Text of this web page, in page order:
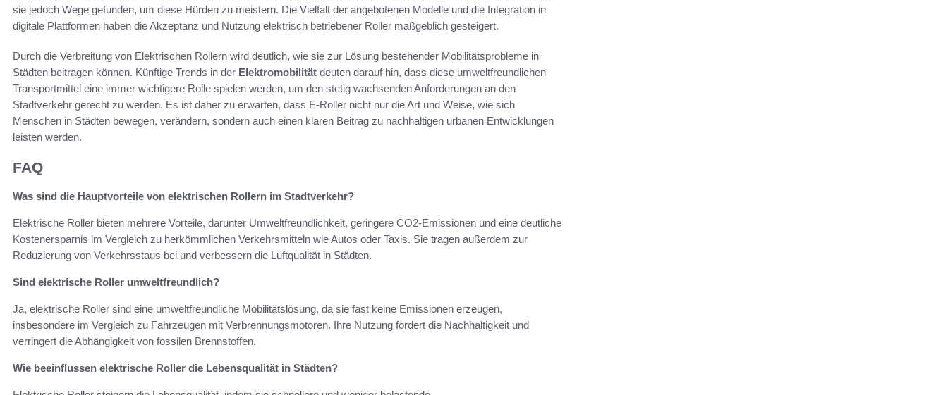
sie jedoch Wege gefunden, um diese Hürden zu meistern. Die Vielfalt der angebotenen Modelle und die Integration in
digitale Plattformen haben die Akzeptanz und Nutzung elektrisch betriebener Roller maßgeblich gesteigert.
Durch die Verbreitung von Elektrischen Rollern wird deutlich, wie sie zur Lösung bestehender Mobilitätsprobleme in
Städten beitragen können. Künftige Trends in der Elektromobilität deuten darauf hin, dass diese umweltfreundlichen
Transportmittel eine immer wichtigere Rolle spielen werden, um den stetig wachsenden Anforderungen an den
Stadtverkehr gerecht zu werden. Es ist daher zu erwarten, dass E-Roller nicht nur die Art und Weise, wie sich
Menschen in Städten bewegen, verändern, sondern auch einen klaren Beitrag zu nachhaltigen urbanen Entwicklungen
leisten werden.
FAQ
Was sind die Hauptvorteile von elektrischen Rollern im Stadtverkehr?
Elektrische Roller bieten mehrere Vorteile, darunter Umweltfreundlichkeit, geringere CO2-Emissionen und eine deutliche
Kostenersparnis im Vergleich zu herkömmlichen Verkehrsmitteln wie Autos oder Taxis. Sie tragen außerdem zur
Reduzierung von Verkehrsstaus bei und verbessern die Luftqualität in Städten.
Sind elektrische Roller umweltfreundlich?
Ja, elektrische Roller sind eine umweltfreundliche Mobilitätslösung, da sie fast keine Emissionen erzeugen,
insbesondere im Vergleich zu Fahrzeugen mit Verbrennungsmotoren. Ihre Nutzung fördert die Nachhaltigkeit und
verringert die Abhängigkeit von fossilen Brennstoffen.
Wie beeinflussen elektrische Roller die Lebensqualität in Städten?